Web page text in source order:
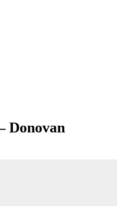
Donovan